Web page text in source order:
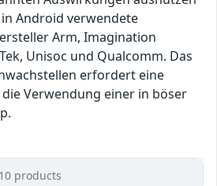
Android verwendete
Arm, Imagination
Unisoc und Qualcomm. Das
erfordert eine
Verwendung einer in böser
10 products